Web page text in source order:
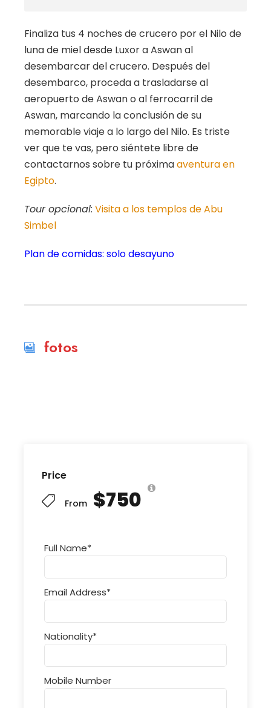
Price
From $750
Full Name*
Email Address*
Nationality*
Mobile Number
Finaliza tus 4 noches de crucero por el Nilo de
luna de miel desde Luxor a Aswan al
desembarcar del crucero. Después del
desembarco, proceda a trasladarse al
aeropuerto de Aswan o al ferrocarril de
Aswan, marcando la conclusión de su
memorable viaje a lo largo del Nilo. Es triste
ver que te vas, pero siéntete libre de
contactarnos sobre tu próximaaventura en
Egipto.
Tour opcional: Visita a los templos de Abu
Simbel
Plan de comidas: solo desayuno
fotos